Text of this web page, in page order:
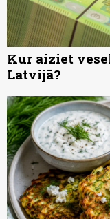
Kur aiziet
Latvijā?